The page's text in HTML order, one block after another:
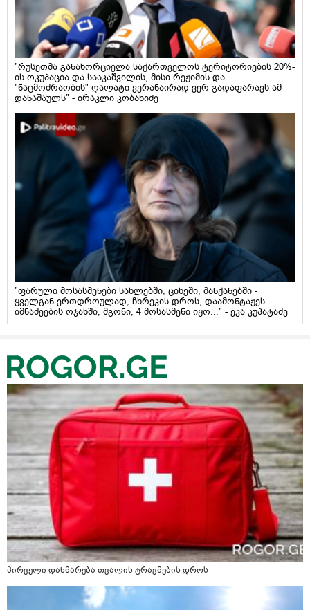
"რუსეთმა განახორციელა საქართველოს ტერიტორიების 20%-
ის ოკუპაცია და სააკაშვილის, მისი რეჟიმის და
"ნაცმოძრაობის" ღალატი ვერანაირად ვერ გადაფარავს ამ
დანაშაულს" - ირაკლი კობახიძე
"ფარული მოსასმენები სახლებში, ციხეში, მანქანებში -
ყველგან ერთდროულად, ჩხრეკის დროს, დაამონტაჟეს...
იმნაძეების ოჯახში, მგონი, 4 მოსასმენი იყო..." - ეკა კუპატაძე
პირველი დახმარება თვალის ტრავმების დროს